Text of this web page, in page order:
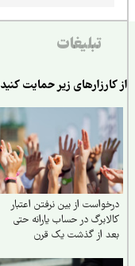
تبلیغات
زیر حمایت کنید:
از بین نرفتن اعتبار
در حساب یارانه حتی
از گذشت یک قرن